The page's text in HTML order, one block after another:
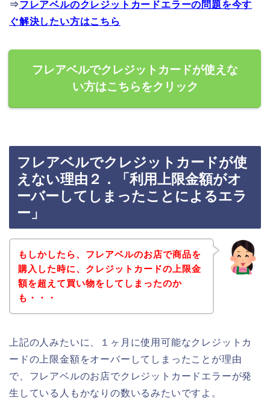
⇒フレアベルのクレジットカードエラーの問題を今す
ぐ解決したい方はこちら
フレアベルでクレジットカードが使えな
い方はこちらをクリック
フレアベルでクレジットカードが使
えない理由２．「利用上限金額がオ
ーバーしてしまったことによるエラ
ー」
もしかしたら、フレアベルのお店で商品を
購入した時に、クレジットカードの上限金
額を超えて買い物をしてしまったのか
も・・・
上記の人みたいに、１ヶ月に使用可能なクレジットカ
ードの上限金額をオーバーしてしまったことが理由
で、フレアベルのお店でクレジットカードエラーが発
生している人もかなりの数いるみたいですよ。